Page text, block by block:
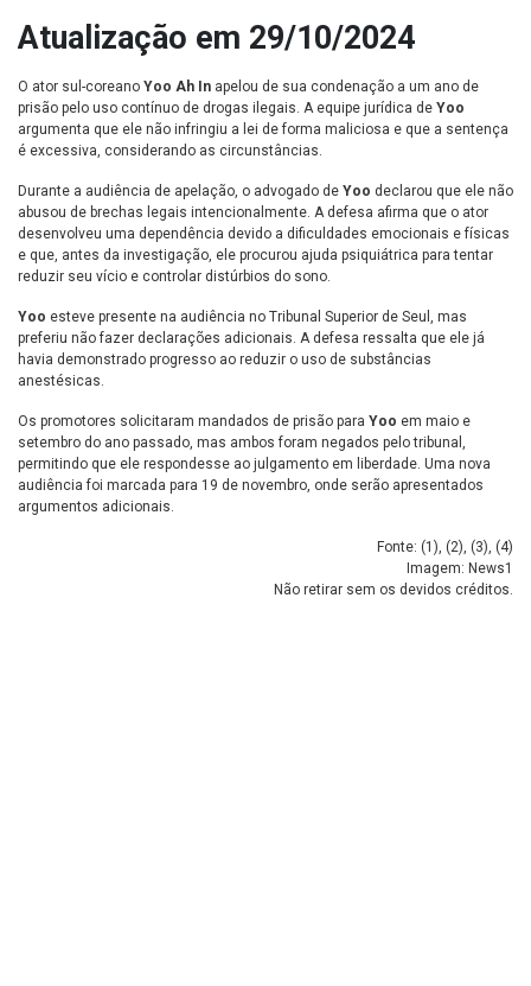
Atualização em 29/10/2024
O ator sul-coreano Yoo Ah In apelou de sua condenação a um ano de
prisão pelo uso contínuo de drogas ilegais. A equipe jurídica de Yoo
argumenta que ele não infringiu a lei de forma maliciosa e que a sentença
é excessiva, considerando as circunstâncias.
Durante a audiência de apelação, o advogado de Yoo declarou que ele não
abusou de brechas legais intencionalmente. A defesa afirma que o ator
desenvolveu uma dependência devido a dificuldades emocionais e físicas
e que, antes da investigação, ele procurou ajuda psiquiátrica para tentar
reduzir seu vício e controlar distúrbios do sono.
Yoo esteve presente na audiência no Tribunal Superior de Seul, mas
preferiu não fazer declarações adicionais. A defesa ressalta que ele já
havia demonstrado progresso ao reduzir o uso de substâncias
anestésicas.
Os promotores solicitaram mandados de prisão para Yoo em maio e
setembro do ano passado, mas ambos foram negados pelo tribunal,
permitindo que ele respondesse ao julgamento em liberdade. Uma nova
audiência foi marcada para 19 de novembro, onde serão apresentados
argumentos adicionais.
Fonte: (1 ), (2), (3), (4)
Imagem: News1
Não retirar sem os devidos créditos.